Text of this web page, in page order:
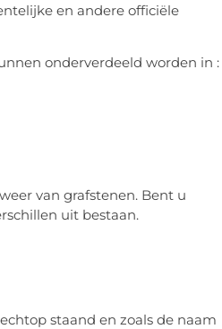
en andere officiële
onderverdeeld worden in :
van grafstenen. Bent u
uit bestaan.
staand en zoals de naam